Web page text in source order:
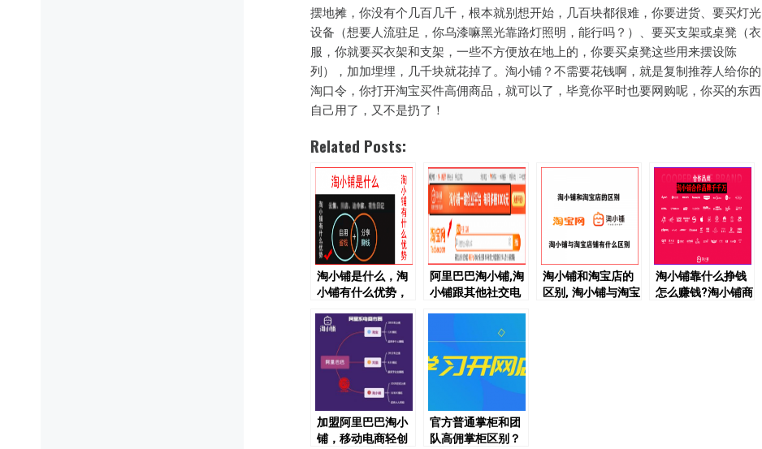
摆地摊，你没有个几百几千，根本就别想开始，几百块都很难，你要进货、要买灯光
设备（想要人流驻足，你乌漆嘛黑光靠路灯照明，能行吗？）、要买支架或桌凳（衣
服，你就要买衣架和支架，一些不方便放在地上的，你要买桌凳这些用来摆设陈
列），加加埋埋，几千块就花掉了。淘小铺？不需要花钱啊，就是复制推荐人给你的
淘口令，你打开淘宝买件高佣商品，就可以了，毕竟你平时也要网购呢，你买的东西
自己用了，又不是扔了！
Related Posts:
淘小铺是什么，淘
小铺有什么优势，
阿里巴巴淘小铺,淘
小铺跟其他社交电
淘小铺和淘宝店的
区别, 淘小铺与淘宝
淘小铺靠什么挣钱
怎么赚钱?淘小铺商
加盟阿里巴巴淘小
铺，移动电商轻创
官方普通掌柜和团
队高佣掌柜区别？